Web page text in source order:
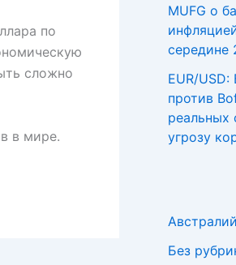
по
сложно
в мире.
MUFG о
середине
EUR/USD:
против
реальных
угрозу
Без